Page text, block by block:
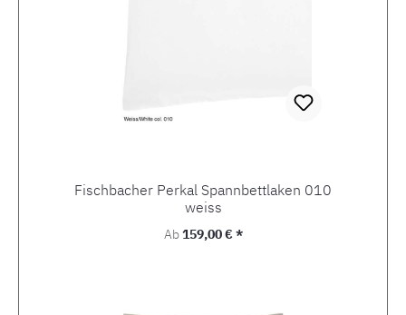
Fischbacher Perkal Spannbettlaken 010
weiss
Regulärer Preis:
Ab159,00 € *